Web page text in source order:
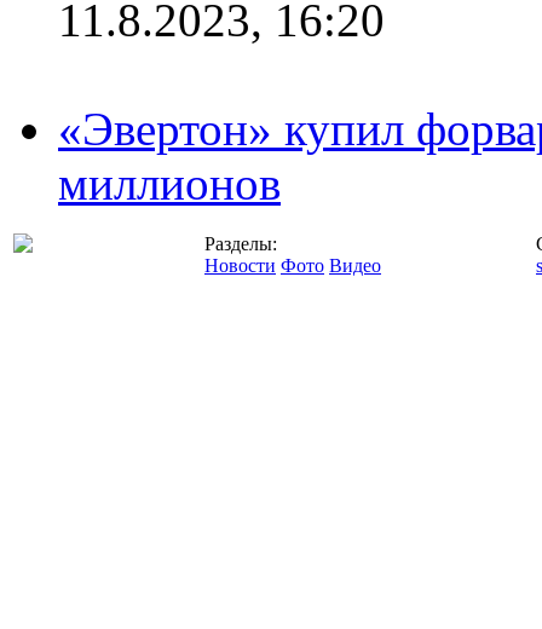
11.8.2023, 16:20
«Эвертон» купил
миллионов
Разделы:
Новости Фото Видео